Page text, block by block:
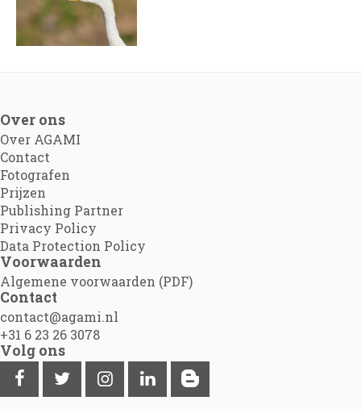
Over ons
Over AGAMI
Contact
Fotografen
Prijzen
Publishing Partner
Privacy Policy
Data Protection Policy
Voorwaarden
Algemene voorwaarden (PDF)
Contact
contact@agami.nl
+31 6 23 26 3078
Volg ons